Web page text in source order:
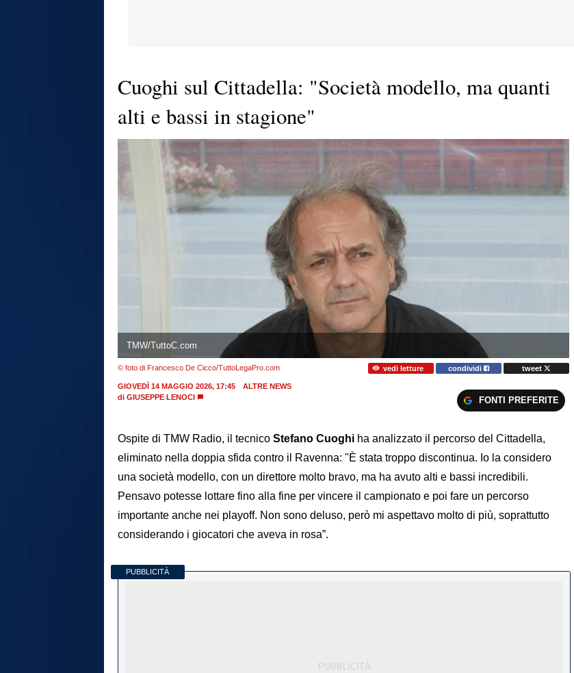
Cuoghi sul Cittadella: "Società modello, ma quanti
alti e bassi in stagione"
TMW/TuttoC.com
© foto di Francesco De Cicco/TuttoLegaPro.com vedi letture condividi tweet
GIOVEDÌ 14 MAGGIO 2026, 17:45
ALTRE NEWS
di GIUSEPPE LENOCI FONTI PREFERITE
Ospite di TMW Radio, il tecnico Stefano Cuoghi ha analizzato il percorso del Cittadella,
eliminato nella doppia sfida contro il Ravenna: "È stata troppo discontinua. Io la considero
una società modello, con un direttore molto bravo, ma ha avuto alti e bassi incredibili.
Pensavo potesse lottare fino alla fine per vincere il campionato e poi fare un percorso
importante anche nei playoff. Non sono deluso, però mi aspettavo molto di più, soprattutto
considerando i giocatori che aveva in rosa”.
PUBBLICITÀ